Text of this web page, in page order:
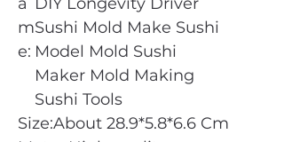
m
e:
Sushi Mold Make Sushi
Model Mold Sushi
Maker Mold Making
Sushi Tools
Size:About 28.9*5.8*6.6 Cm